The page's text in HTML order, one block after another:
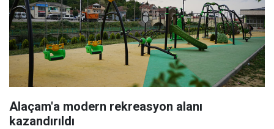
Alaçam'a modern rekreasyon alanı
kazandırıldı